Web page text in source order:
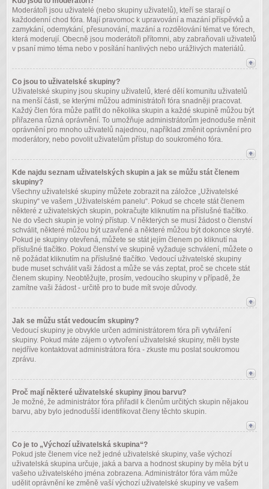
Moderátoři jsou uživatelé (nebo skupiny uživatelů), kteří se starají o
každodenní chod fóra. Mají pravomoc k upravování a mazání příspěvků a
zamykání, odemykání, přesunování, mazání a rozdělování témat ve fórech,
která moderují. Obecně jsou moderátoři přítomni, aby zabraňovali uživatelů
v psaní mimo téma nebo v posílání hanlivých nebo urážlivých materiálů.
Co jsou to uživatelské skupiny?
Uživatelské skupiny jsou skupiny uživatelů, které dělí komunitu uživatelů
na menší části, se kterými můžou administrátoři fóra snadněji pracovat.
Každý člen fóra může patřit do několika skupin a každé skupině můžou být
přiřazena různá oprávnění. To umožňuje administrátorům jednoduše měnit
oprávnění pro mnoho uživatelů najednou, například změnit oprávnění pro
moderátory, nebo povolit uživatelům přístup do soukromého fóra.
Kde najdu seznam uživatelských skupin a jak se můžu stát členem
skupiny?
Všechny uživatelské skupiny můžete zobrazit na záložce „Uživatelské
skupiny“ ve vašem „Uživatelském panelu“. Pokud se chcete stát členem
některé z uživatelských skupin, pokračujte kliknutím na příslušné tlačítko.
Ne do všech skupin je volný přístup. V některých se musí žádost o členství
schválit, některé můžou být uzavřené a některé můžou být dokonce skryté.
Pokud je skupiny otevřená, můžete se stát jejím členem po kliknutí na
příslušné tlačítko. Pokud členství ve skupině vyžaduje schválení, můžete o
ně požádat kliknutím na příslušné tlačítko. Vedoucí uživatelské skupiny
bude muset schválit vaši žádost a může se vás zeptat, proč se chcete stát
členem skupiny. Neobtěžujte, prosím, vedoucího skupiny v případě, že
zamítne vaši žádost - určitě pro to bude mít svoje důvody.
Jak se můžu stát vedoucím skupiny?
Vedoucí skupiny je obvykle určen administrátorem fóra při vytváření
skupiny. Pokud máte zájem o vytvoření uživatelské skupiny, měli byste
nejdříve kontaktovat administrátora fóra - zkuste mu poslat soukromou
zprávu.
Proč mají některé uživatelské skupiny jinou barvu?
Je možné, že administrátor fóra přiřadil k členům určitých skupin nějakou
barvu, aby bylo jednodušší identifikovat členy těchto skupin.
Co je to „Výchozí uživatelská skupina“?
Pokud jste členem více než jedné uživatelské skupiny, vaše výchozí
uživatelská skupina určuje, jaká a barva a hodnost skupiny by měla být u
vašeho uživatelského jména zobrazena. Administrátor fóra vám může
udělit oprávnění ke změně vaší výchozí uživatelské skupiny ve vašem